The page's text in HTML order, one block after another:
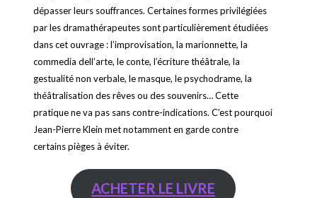
dépasser leurs souffrances. Certaines formes privilégiées
par les dramathérapeutes sont particulièrement étudiées
dans cet ouvrage : l’improvisation, la marionnette, la
commedia dell’arte, le conte, l’écriture théâtrale, la
gestualité non verbale, le masque, le psychodrame, la
théâtralisation des rêves ou des souvenirs… Cette
pratique ne va pas sans contre-indications. C’est pourquoi
Jean-Pierre Klein met notamment en garde contre
certains pièges à éviter.
ACHETER LE LIVRE